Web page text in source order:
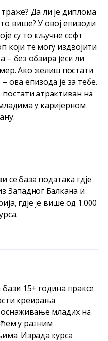
Да ли је диплома
више? У овој епизоди
су то кључне софт
који те могу издвојити
– без обзира јеси ли
Ако желиш постати
ова епизода је за тебе.
постати атрактиван на
у каријерном
се база података гдје
Западног Балкана и
гдје је више од 1.000
бази 15+ година праксе
креирања
младих на
у разним
Израда курса